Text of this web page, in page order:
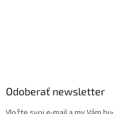
Odoberať newsletter